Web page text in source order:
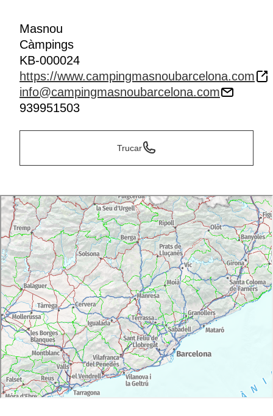
Masnou
Càmpings
KB-000024
https://www.campingmasnoubarcelona.com
info@campingmasnoubarcelona.com
939951503
Trucar